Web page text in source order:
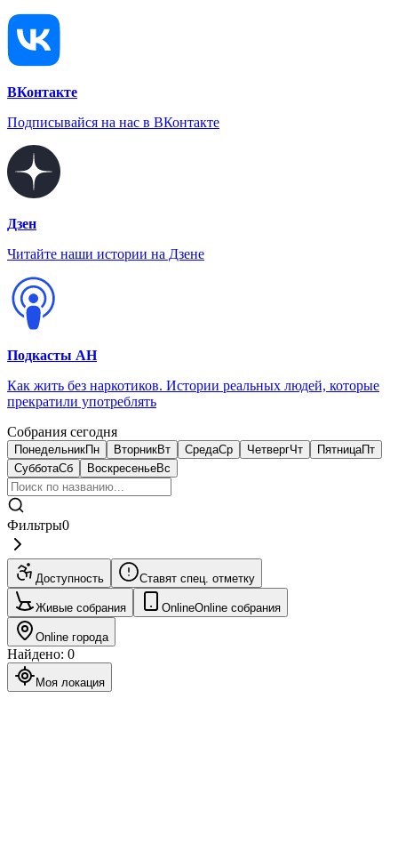
ВКонтакте
Подписывайся на нас в ВКонтакте
Дзен
Читайте наши истории на Дзене
Подкасты АН
Как жить без наркотиков. Истории реальных людей, которые
прекратили употреблять
Собрания сегодня
ПонедельникПн ВторникВт СредаСр ЧетвергЧт ПятницаПт
СубботаСб ВоскресеньеВс
Фильтры0
Доступность Ставят спец. отметку
Живые собрания OnlineOnline собрания
Online города
Найдено: 0
Моя локация